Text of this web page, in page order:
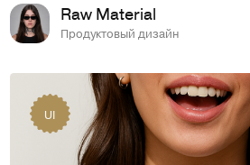
Raw Material
Продуктовый дизайн
UI